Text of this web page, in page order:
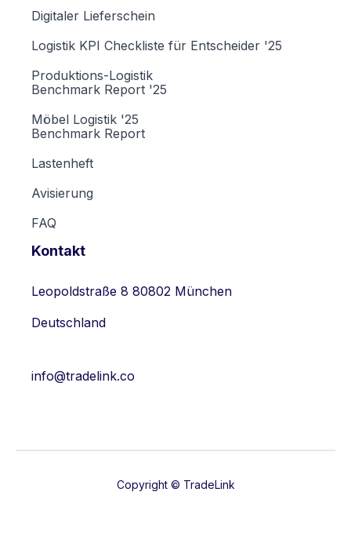
Digitaler Lieferschein
Logistik KPI Checkliste für Entscheider '25
Produktions-Logistik
Benchmark Report '25
Möbel Logistik '25
Benchmark Report
Lastenheft
Avisierung
FAQ
Kontakt
Leopoldstraße 8 80802 München
Deutschland
info@tradelink.co
Copyright © TradeLink